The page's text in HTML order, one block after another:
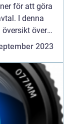
för att göra
I denna
över
av BankID-
2023